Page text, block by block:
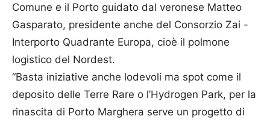
Comune e il Porto guidato dal veronese Matteo
Gasparato, presidente anche del Consorzio Zai -
Interporto Quadrante Europa, cioè il polmone
logistico del Nordest.
“Basta iniziative anche lodevoli ma spot come il
deposito delle Terre Rare o l’Hydrogen Park, per la
rinascita di Porto Marghera serve un progetto di